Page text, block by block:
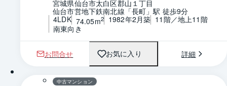
宮城県仙台市太白区郡山１丁目
仙台市営地下鉄南北線「長町」駅 徒歩9分
4LDK 74.05m2 1982年2月築 11階／地上11階
南東向き
お問合せ お気に入り 詳細
1 / 0 間取り
中古マンション